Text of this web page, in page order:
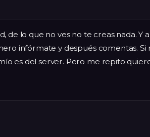
de lo que no ves no te creas nada. Y
infórmate y después comentas.
es del server. Pero me repito